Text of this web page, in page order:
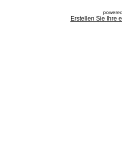
Erstellen Sie Ihre